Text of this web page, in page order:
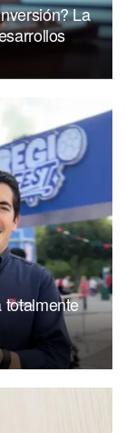
La
totalmente